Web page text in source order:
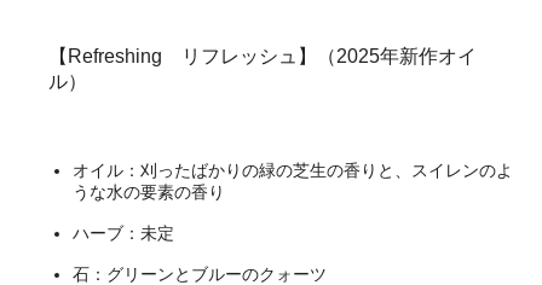
【Refreshing リフレッシュ】（2025年新作オイ
ル）
オイル：刈ったばかりの緑の芝生の香りと、スイレンのよ
うな水の要素の香り
ハーブ：未定
石：グリーンとブルーのクォーツ